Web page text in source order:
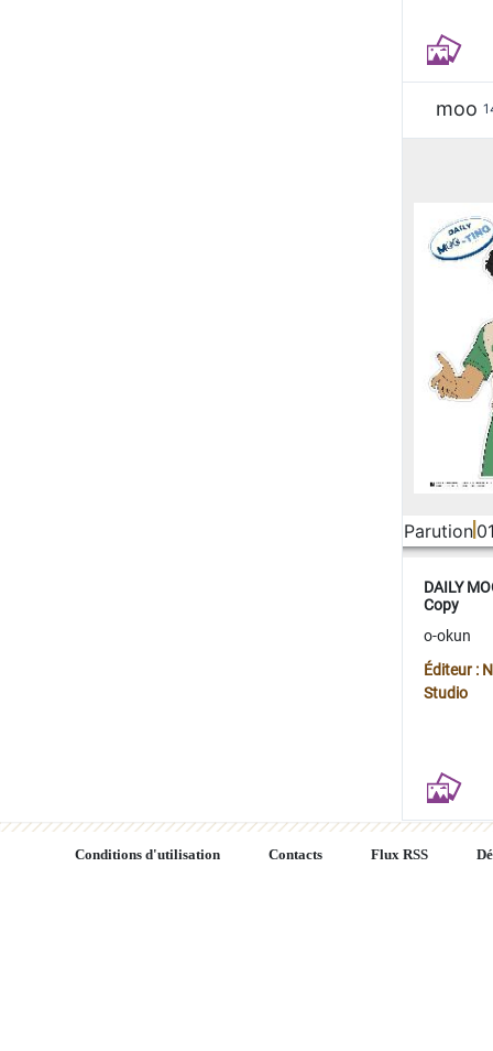
moo
Parution
DAILY
Copy
o-okun
Éditeur :
Studio
Conditions d'utilisation Contacts Flux RSS